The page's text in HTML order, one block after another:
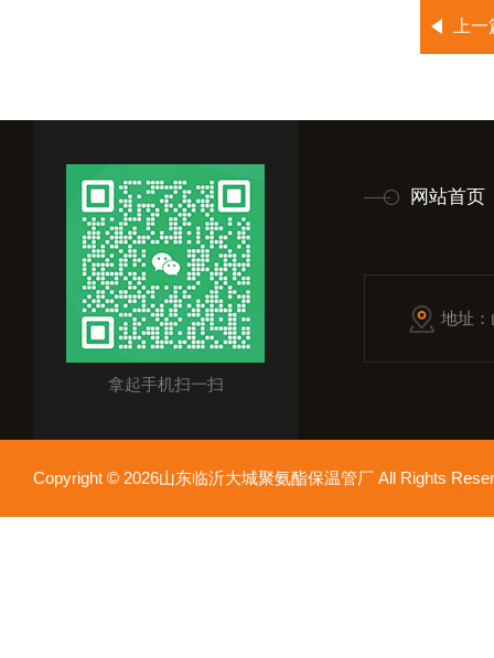
上
拿起手机扫一扫
网站首页
地址
Copyright © 2026山东临沂大城聚氨酯保温管厂 All Rights